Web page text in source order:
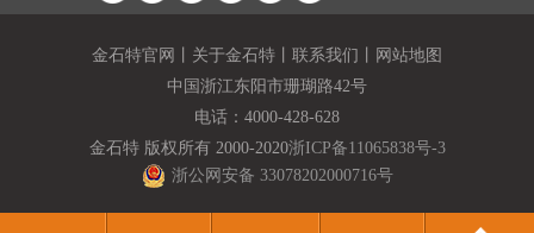
金石特官网 关于金石特 联系我们
网站地图
中国浙江东阳市珊瑚路42号
电话： 4000-428-628
金石特 版权所有 2000-2020浙ICP备11065838号-3
浙公网安备 33078202000716号